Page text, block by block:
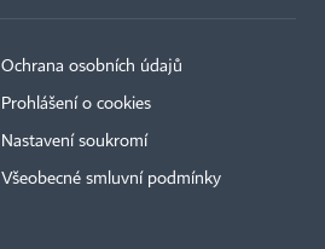
Ochrana osobních údajů
Prohlášení o cookies
Nastavení soukromí
Všeobecné smluvní podmínky